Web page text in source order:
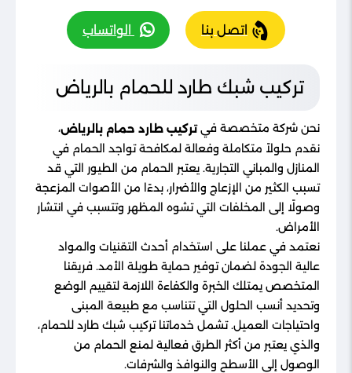
اتصل بنا الواتساب
تركيب شبك طارد للحمام بالرياض
نحن شركة متخصصة فيتركيب طارد حمام بالرياض،
نقدم حلولاً متكاملة وفعالة لمكافحة تواجد الحمام في
المنازل والمباني التجارية. يعتبر الحمام من الطيور التي قد
تسبب الكثير من الإزعاج والأضرار، بدءًا من الأصوات المزعجة
وصولًا إلى المخلفات التي تشوه المظهر وتتسبب في انتشار
الأمراض.
نعتمد في عملنا على استخدام أحدث التقنيات والمواد
عالية الجودة لضمان توفير حماية طويلة الأمد. فريقنا
المتخصص يمتلك الخبرة والكفاءة اللازمة لتقييم الوضع
وتحديد أنسب الحلول التي تتناسب مع طبيعة المبنى
واحتياجات العميل. تشمل خدماتنا تركيب شبك طارد للحمام،
والذي يعتبر من أكثر الطرق فعالية لمنع الحمام من
الوصول إلى الأسطح والنوافذ والشرفات.